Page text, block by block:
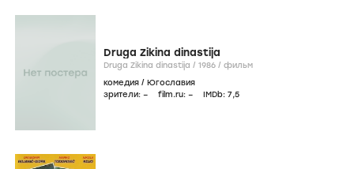
Druga Zikina dinastija
Druga Zikina dinastija / 1986 / фильм
комедия / Югославия
зрители: – film.ru: – IMDb: 7,5